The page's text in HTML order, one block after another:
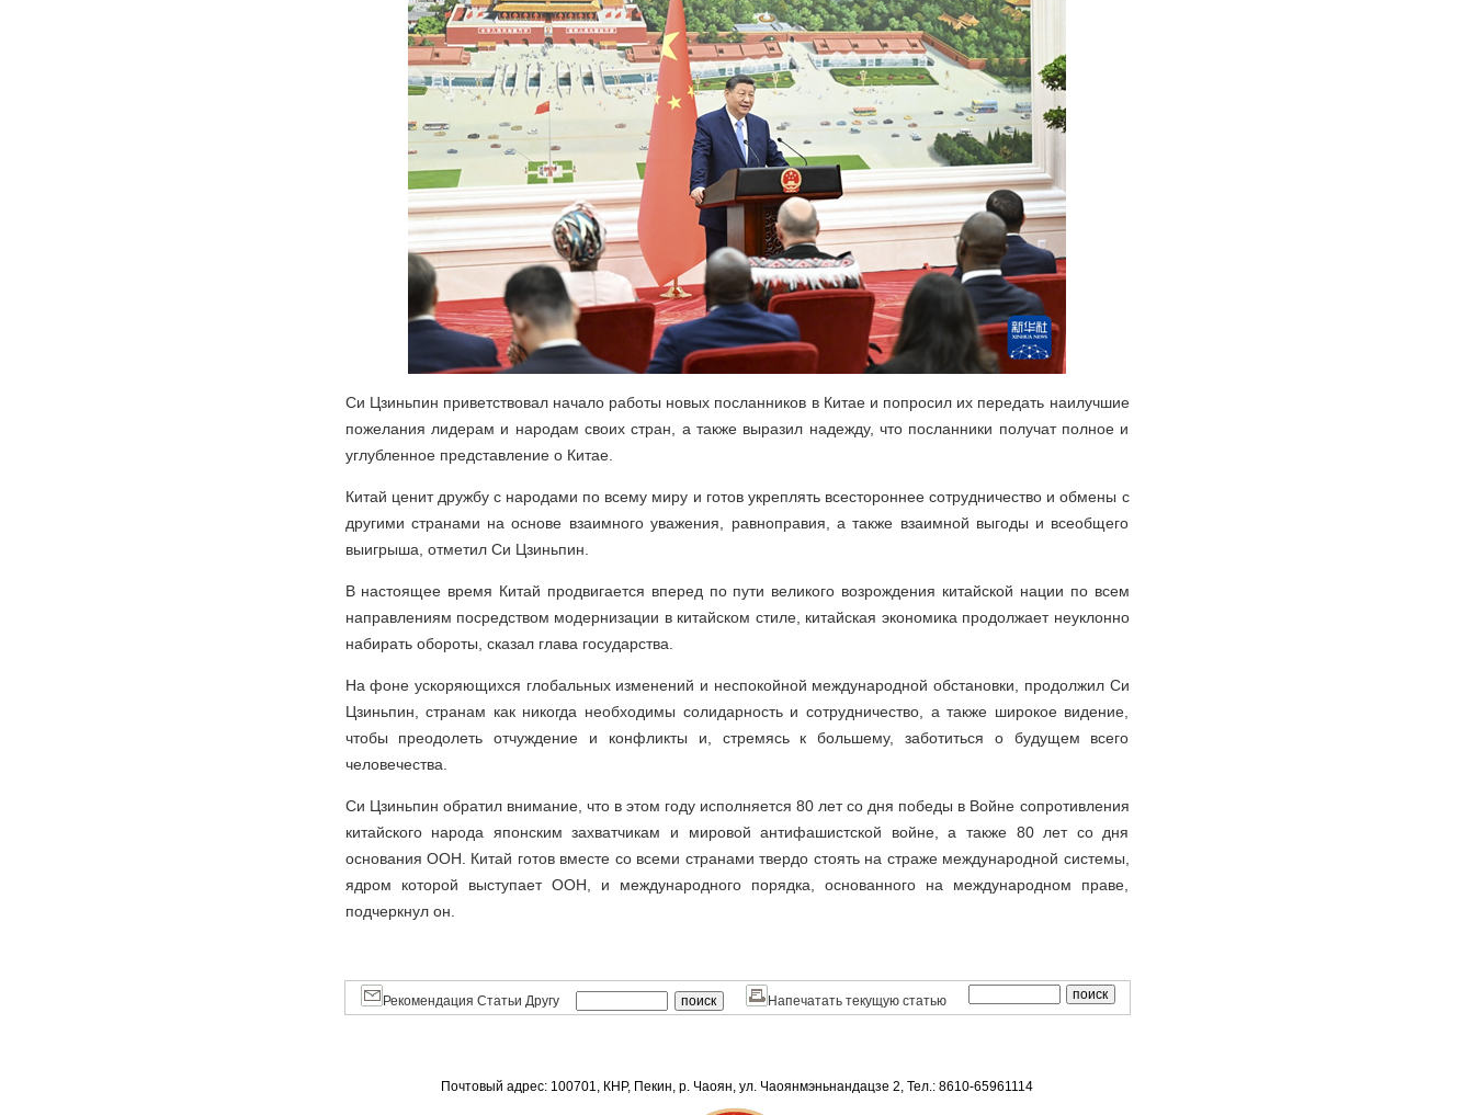
Си Цзиньпин приветствовал начало работы новых посланников в Китае и попросил их передать наилучшие
пожелания лидерам и народам своих стран, а также выразил надежду, что посланники получат полное и
углубленное представление о Китае.
Китай ценит дружбу с народами по всему миру и готов укреплять всестороннее сотрудничество и обмены с
другими странами на основе взаимного уважения, равноправия, а также взаимной выгоды и всеобщего
выигрыша, отметил Си Цзиньпин.
В настоящее время Китай продвигается вперед по пути великого возрождения китайской нации по всем
направлениям посредством модернизации в китайском стиле, китайская экономика продолжает неуклонно
набирать обороты, сказал глава государства.
На фоне ускоряющихся глобальных изменений и неспокойной международной обстановки, продолжил Си
Цзиньпин, странам как никогда необходимы солидарность и сотрудничество, а также широкое видение,
чтобы преодолеть отчуждение и конфликты и, стремясь к большему, заботиться о будущем всего
человечества.
Си Цзиньпин обратил внимание, что в этом году исполняется 80 лет со дня победы в Войне сопротивления
китайского народа японским захватчикам и мировой антифашистской войне, а также 80 лет со дня
основания ООН. Китай готов вместе со всеми странами твердо стоять на страже международной системы,
ядром которой выступает ООН, и международного порядка, основанного на международном праве,
подчеркнул он.
Рекомендация Статьи Другу Напечатать текущую статью
Почтовый адрес: 100701, КНР, Пекин, р. Чаоян, ул. Чаоянмэньнандацзе 2, Тел.: 8610-65961114